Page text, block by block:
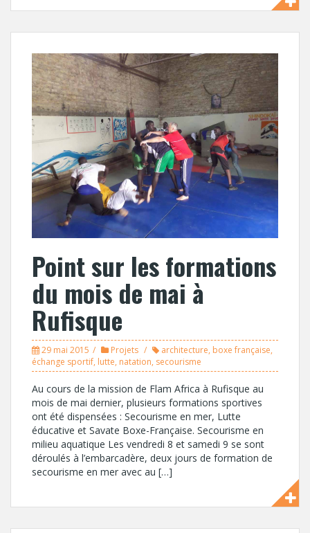
Point sur les formations
du mois de mai à
Rufisque
29 mai 2015 Projets architecture, boxe française,
échange sportif, lutte, natation, secourisme
Au cours de la mission de Flam Africa à Rufisque au
mois de mai dernier, plusieurs formations sportives
ont été dispensées : Secourisme en mer, Lutte
éducative et Savate Boxe-Française. Secourisme en
milieu aquatique Les vendredi 8 et samedi 9 se sont
déroulés à l’embarcadère, deux jours de formation de
secourisme en mer avec au […]